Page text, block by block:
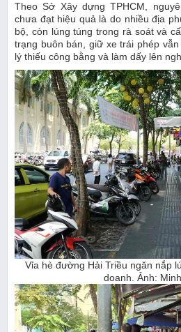
Theo Sở Xây dựng TPHCM,
chưa đạt hiệu quả là do nhiều địa
bộ, còn lúng túng trong rà soát và
trạng buôn bán, giữ xe trái phép
lý thiếu công bằng và làm dấy lên
Vỉa hè đường Hải Triều ngăn nắp
doanh. Ảnh: